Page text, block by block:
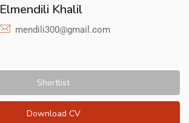
Elmendili Khalil
mendili300@gmail.com
Shortlist
Download CV